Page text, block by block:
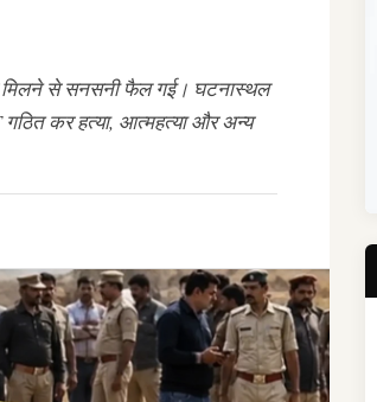
मिलने से सनसनी फैल गई। घटनास्थल
कर हत्या, आत्महत्या और अन्य